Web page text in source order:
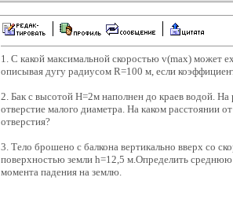
1. С какой максимальной скоростью v(max) может
описывая дугу радиусом R=100 м, если
2. Бак с высотой H=2м наполнен до краев водой. На
отверстие малого диаметра. На каком расстоянии
отверстия?
3. Тело брошено с балкона вертикально вверх со
поверхностью земли h=12,5 м.Определить
момента падения на землю.